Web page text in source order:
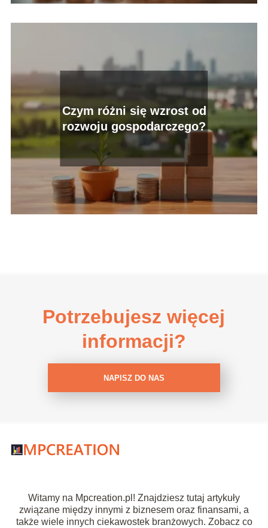
Czym różni się wzrost od
rozwoju gospodarczego?
Potrzebujesz więcej
informacji?
NAPISZ DO NAS
Witamy na Mpcreation.pl! Znajdziesz tutaj artykuły
związane między innymi z biznesem oraz finansami, a
także wiele innych ciekawostek branżowych. Zobacz co